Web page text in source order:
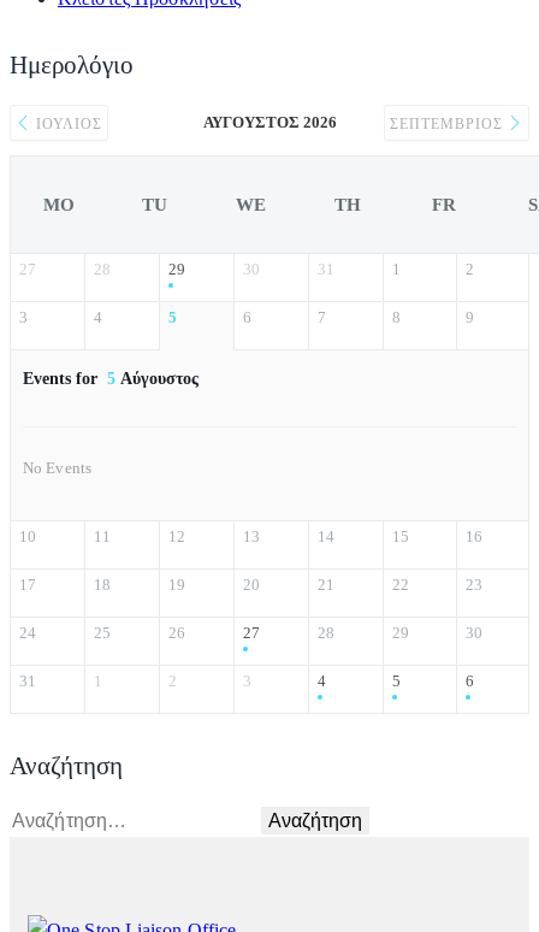
Ημερολόγιο
ΙΟΎΛΙΟΣ ΑΎΓΟΥΣΤΟΣ 2026 ΣΕΠΤΈΜΒΡΙΟΣ
MO TU WE TH FR
27 28 29 30 31 1 2
3 4 5 6 7 8 9
Events for 5 Αύγουστος
No Events
10 11 12 13 14 15 16
17 18 19 20 21 22 23
24 25 26 27 28 29 30
31 1 2 3 4 5 6
Αναζήτηση